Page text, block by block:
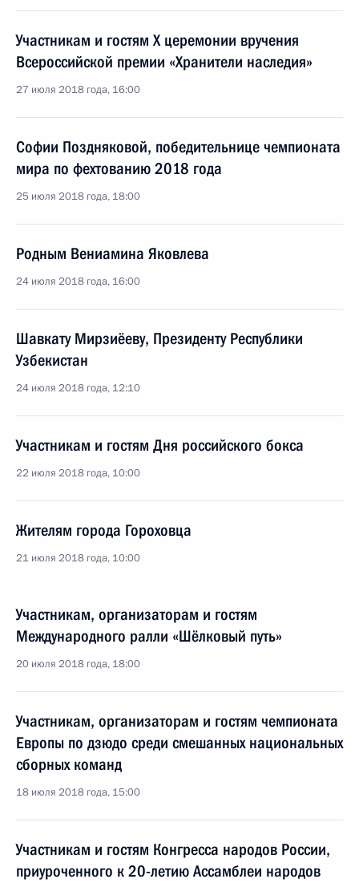
Участникам и гостям X церемонии вручения
Всероссийской премии «Хранители наследия»
27 июля 2018 года, 16:00
Софии Поздняковой, победительнице чемпионата
мира по фехтованию 2018 года
25 июля 2018 года, 18:00
Родным Вениамина Яковлева
24 июля 2018 года, 16:00
Шавкату Мирзиёеву, Президенту Республики
Узбекистан
24 июля 2018 года, 12:10
Участникам и гостям Дня российского бокса
22 июля 2018 года, 10:00
Жителям города Гороховца
21 июля 2018 года, 10:00
Участникам, организаторам и гостям
Международного ралли «Шёлковый путь»
20 июля 2018 года, 18:00
Участникам, организаторам и гостям чемпионата
Европы по дзюдо среди смешанных национальных
сборных команд
18 июля 2018 года, 15:00
Участникам и гостям Конгресса народов России,
приуроченного к 20-летию Ассамблеи народов